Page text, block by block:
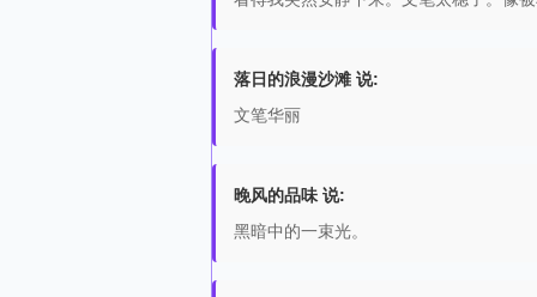
落日的浪漫沙滩 说:
文笔华丽
晚风的品味 说:
黑暗中的一束光。